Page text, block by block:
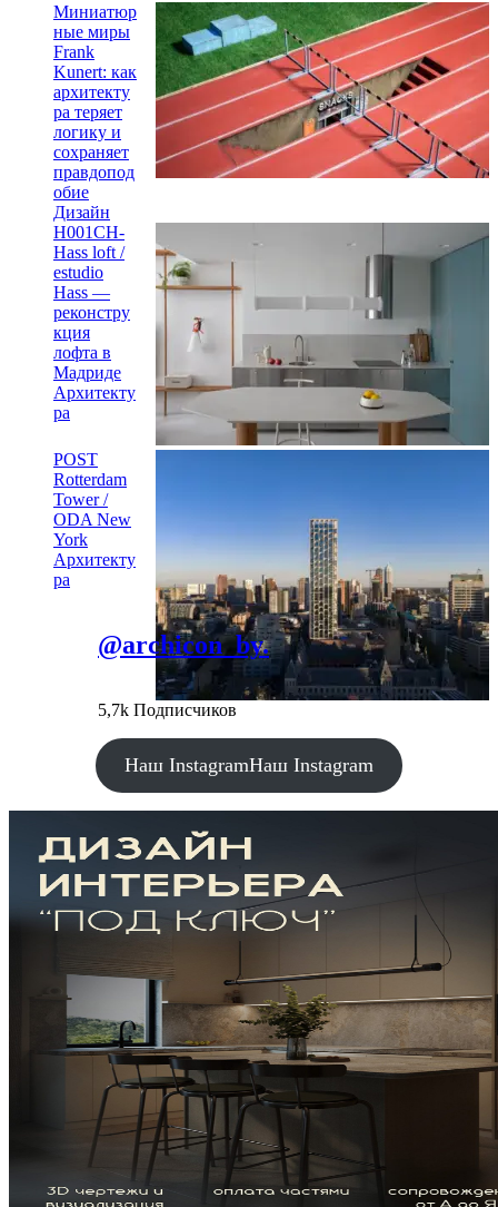
Миниатюр
ные миры
Frank
Kunert: как
архитекту
ра теряет
логику и
сохраняет
правдопод
обие
Дизайн
H001CH-
Hass loft /
estudio
Hass —
реконстру
кция
лофта в
Мадриде
Архитекту
ра
POST
Rotterdam
Tower /
ODA New
York
Архитекту
ра
@archicon_by.
5,7k Подписчиков
Наш InstagramНаш Instagram